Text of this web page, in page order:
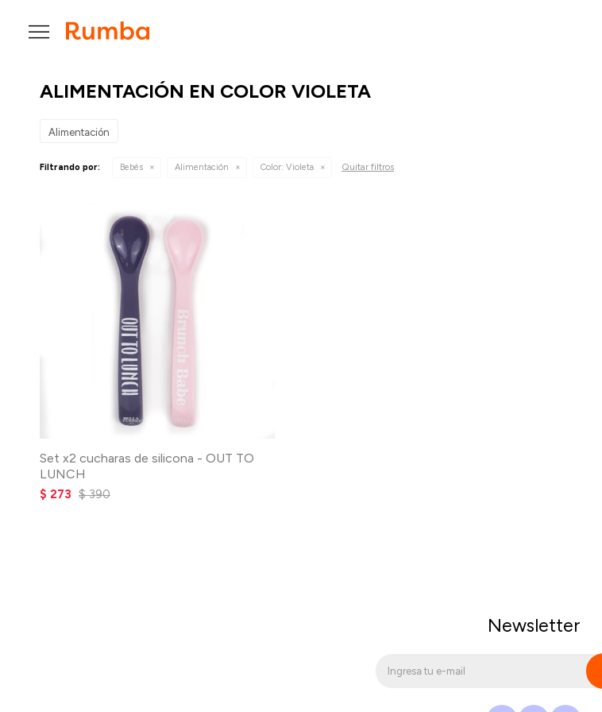

ALIMENTACIÓN EN COLOR VIOLETA
Alimentación
Filtrando por: Bebés Alimentación Color: Violeta Quitar filtros
Set x2 cucharas de silicona - OUT TO
LUNCH
$ 273 $ 390
Newsletter